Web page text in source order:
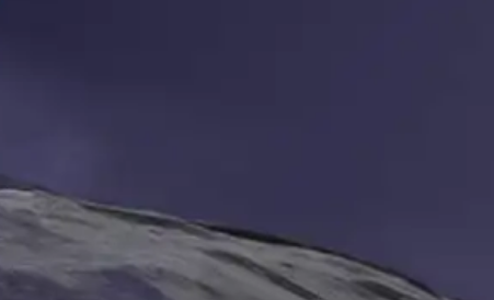
Plukke ut Hengealternativer